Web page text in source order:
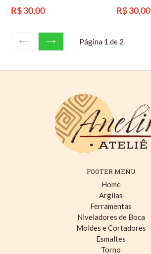
Preço
R$ 30,00
Preço
R$ 30,00
ANTERIORSEGUINTE
Página 1 de 2
FOOTER MENU
Home
Argilas
Ferramentas
Niveladores de Boca
Moldes e Cortadores
Esmaltes
Torno